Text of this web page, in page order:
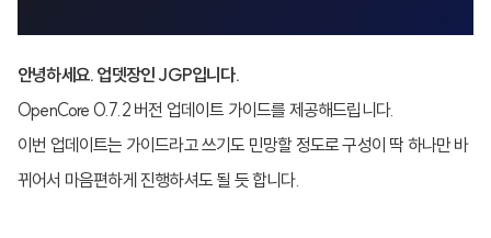
안녕하세요. 업뎃장인 JGP입니다.
OpenCore 0.7.2 버전 업데이트 가이드를 제공해드립니다.
이번 업데이트는 가이드라고 쓰기도 민망할 정도로 구성이 딱 하나만 바
뀌어서 마음편하게 진행하셔도 될 듯 합니다.